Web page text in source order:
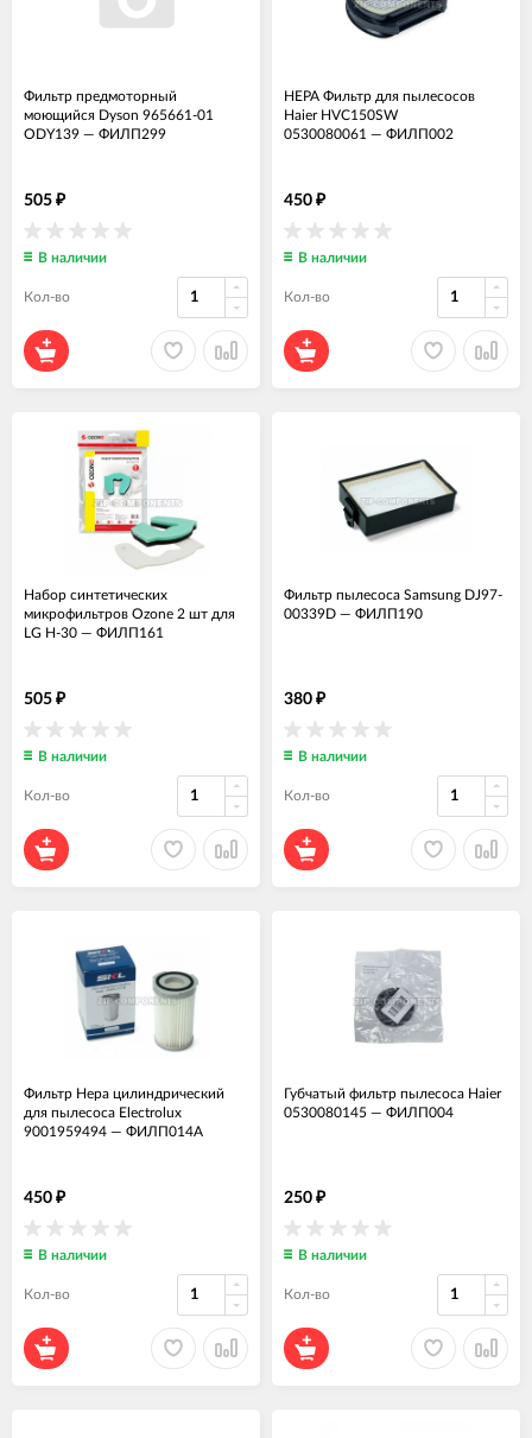
Фильтр предмоторный
моющийся Dyson 965661-01
ODY139 — ФИЛП299
505 ₽
В наличии
Кол-во
HEPA Фильтр для пылесосов
Haier HVC150SW
0530080061 — ФИЛП002
450 ₽
В наличии
Кол-во
Набор синтетических
микрофильтров Ozone 2 шт для
LG H-30 — ФИЛП161
505 ₽
В наличии
Кол-во
Фильтр пылесоса Samsung DJ97-
00339D — ФИЛП190
380 ₽
В наличии
Кол-во
Фильтр Hepa цилиндрический
для пылесоса Electrolux
9001959494 — ФИЛП014А
450 ₽
В наличии
Кол-во
Губчатый фильтр пылесоса Haier
0530080145 — ФИЛП004
250 ₽
В наличии
Кол-во